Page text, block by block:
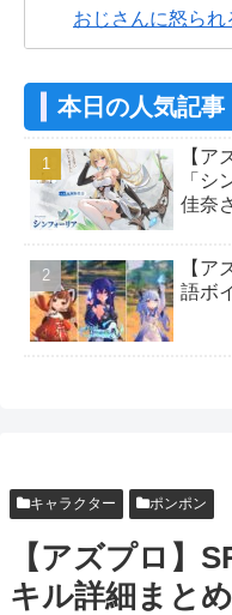
おじさんに怒られ
ｗｗｗｗｗｗｗ
みいちゃん、セコ
【アズプロ】公式
ーリア）ってどう
【アズプロ】共同
の強み、キャラデ
【アズプロ】これ
【アズプロまとめ
から それまで特
【アズプロ】ソシ
本日の人気記事
【ア
「シ
佳奈
【ア
語ボ
キャラクター ポンポン
【アズプロ】
キル詳細まと